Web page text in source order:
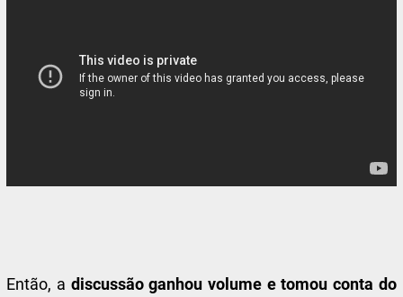
Então, a discussão ganhou volume e tomou conta do